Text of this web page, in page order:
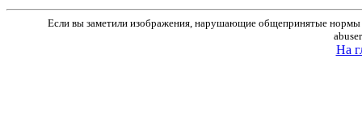
Если вы заметили изображения, нарушающие общепринятые нормы
На